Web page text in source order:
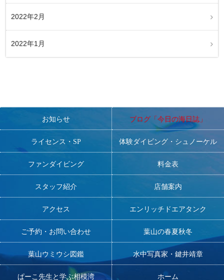
2022年2月
2022年1月
お知らせ ブログ「今日の海日誌」
ライセンス・SP 体験ダイビング・シュノーケル
ファンダイビング 料金表
スタッフ紹介 店舗案内
アクセス エンリッチドエアタンク
ご予約・お問い合わせ 葉山の春夏秋冬
葉山ウミウシ図鑑 水中写真家・鍵井靖章
ぱーこ先生と学ぶ相模湾 ホーム